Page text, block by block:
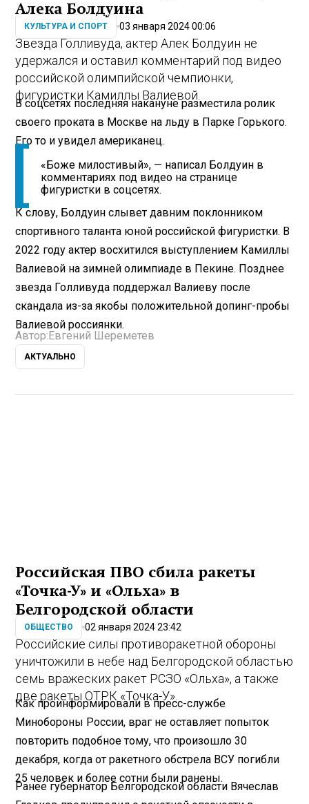
Алека Болдуина
КУЛЬТУРА И СПОРТ 03 января 2024 00:06
Звезда Голливуда, актер Алек Болдуин не
удержался и оставил комментарий под видео
российской олимпийской чемпионки,
фигуристки Камиллы Валиевой.
В соцсетях последняя накануне разместила ролик
своего проката в Москве на льду в Парке Горького.
Его то и увидел американец.
«Боже милостивый», — написал Болдуин в
комментариях под видео на странице
фигуристки в соцсетях.
К слову, Болдуин слывет давним поклонником
спортивного таланта юной российской фигуристки. В
2022 году актер восхитился выступлением Камиллы
Валиевой на зимней олимпиаде в Пекине. Позднее
звезда Голливуда поддержал Валиеву после
скандала из-за якобы положительной допинг-пробы
Валиевой россиянки.
Автор: Евгений Шереметев
АКТУАЛЬНО
Российская ПВО сбила ракеты
«Точка-У» и «Ольха» в
Белгородской области
ОБЩЕСТВО 02 января 2024 23:42
Российские силы противоракетной обороны
уничтожили в небе над Белгородской областью
семь вражеских ракет РСЗО «Ольха», а также
две ракеты ОТРК «Точка-У».
Как проинформировали в пресс-службе
Минобороны России, враг не оставляет попыток
повторить подобное тому, что произошло 30
декабря, когда от ракетного обстрела ВСУ погибли
25 человек и более сотни были ранены.
Ранее губернатор Белгородской области Вячеслав